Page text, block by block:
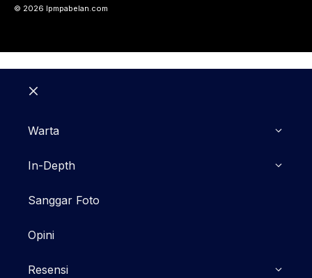
© 2026 lpmpabelan.com
Warta
In-Depth
Sanggar Foto
Opini
Resensi